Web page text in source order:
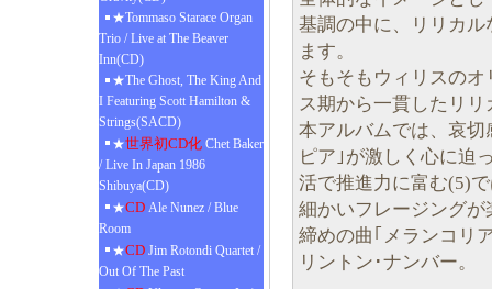
★Tommaso Starace Organ
Trio / Live at The Beaver
Inn(CD)
★The Ghost, The King And
I Featuring Scott Hamilton &
Strings(SACD)
★世界初CD化 Chet Baker
/ Live In Japan 1986
Shibuya(CD)
★CD Ale Nunez / Blue
Room
★CD Jim Rotondi Quartet /
Out Of The Past
基調の中に、リリカ
ます。
そもそもウィリスの
ス期から一貫したリ
本アルバムでは、哀
ピア｣が激しく心に迫
活で推進力に富む(5)
細かいフレージングが
締めの曲｢メランコリ
リントン･ナンバー。